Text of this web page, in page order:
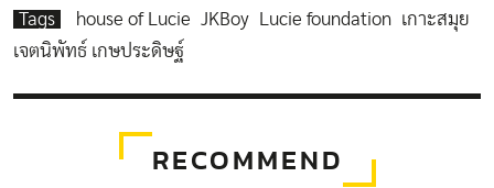
Tags house of Lucie JKBoy Lucie foundation เกาะสมุย
เจตนิพัทธ์ เกษประดิษฐ์
RECOMMEND